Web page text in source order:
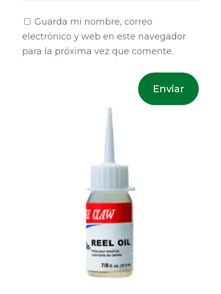
Guarda mi nombre, correo
electrónico y web en este navegador
para la próxima vez que comente.